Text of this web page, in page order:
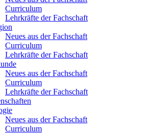
Curriculum
Lehrkräfte der Fachschaft
Neues aus der Fachschaft
Curriculum
Lehrkräfte der Fachschaft
Neues aus der Fachschaft
Curriculum
Lehrkräfte der Fachschaft
Neues aus der Fachschaft
Curriculum